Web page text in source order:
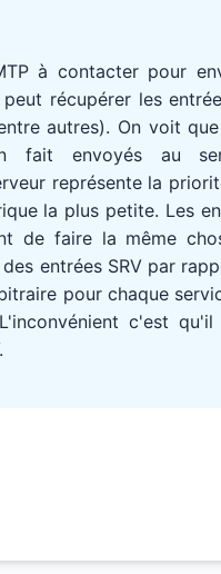
à contacter pour
récupérer les
autres). On voit
fait envoyés au
représente la
la plus petite. Les
de faire la même
entrées SRV par
pour chaque
c'est